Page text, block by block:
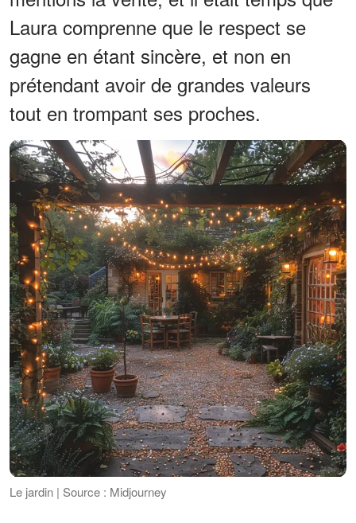
Laura comprenne que le respect se
gagne en étant sincère, et non en
prétendant avoir de grandes valeurs
tout en trompant ses proches.
Le jardin | Source : Midjourney